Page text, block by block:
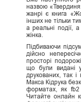
назвою
жанрі є книга
інших не тільки
а реальні події,
жінка.
Підбиваючи
дійсно
просторі
що були видані
друкованих, так і
Макса Кідрука
форматах, як
Читайте онлайн